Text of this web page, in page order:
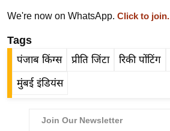
ली
वु
ड
ली
We're now on WhatsApp. Click to join.
Tags
पंजाब किंग्स प्रीति जिंटा रिकी पोंटिंग
मुंबई इंडियंस